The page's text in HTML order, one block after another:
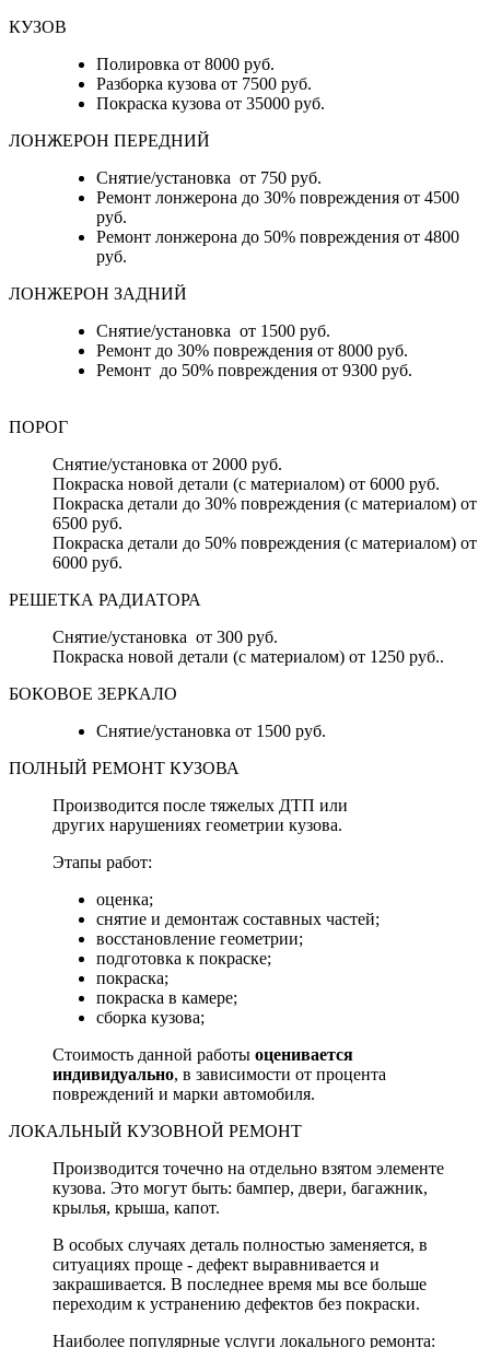
КУЗОВ
Полировка от 8000 руб.
Разборка кузова от 7500 руб.
Покраска кузова от 35000 руб.
ЛОНЖЕРОН ПЕРЕДНИЙ
Снятие/установка от 750 руб.
Ремонт лонжерона до 30% повреждения от 4500
руб.
Ремонт лонжерона до 50% повреждения от 4800
руб.
ЛОНЖЕРОН ЗАДНИЙ
Снятие/установка от 1500 руб.
Ремонт до 30% повреждения от 8000 руб.
Ремонт до 50% повреждения от 9300 руб.
ПОРОГ
Снятие/установка от 2000 руб.
Покраска новой детали (с материалом) от 6000 руб.
Покраска детали до 30% повреждения (с материалом) от
6500 руб.
Покраска детали до 50% повреждения (с материалом) от
6000 руб.
РЕШЕТКА РАДИАТОРА
Снятие/установка от 300 руб.
Покраска новой детали (с материалом) от 1250 руб..
БОКОВОЕ ЗЕРКАЛО
Снятие/установка от 1500 руб.
ПОЛНЫЙ РЕМОНТ КУЗОВА
Производится после тяжелых ДТП или
других нарушениях геометрии кузова.
Этапы работ:
оценка;
снятие и демонтаж составных частей;
восстановление геометрии;
подготовка к покраске;
покраска;
покраска в камере;
сборка кузова;
Стоимость данной работы оценивается
индивидуально, в зависимости от процента
повреждений и марки автомобиля.
ЛОКАЛЬНЫЙ КУЗОВНОЙ РЕМОНТ
Производится точечно на отдельно взятом элементе
кузова. Это могут быть: бампер, двери, багажник,
крылья, крыша, капот.
В особых случаях деталь полностью заменяется, в
ситуациях проще - дефект выравнивается и
закрашивается. В последнее время мы все больше
переходим к устранению дефектов без покраски.
Наиболее популярные услуги локального ремонта: